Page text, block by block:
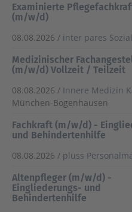
Examinierte
(m/w/d)
08.08.2026 / inter pares
Medizinischer
(m/w/d) Vollzeit / Teilzeit
08.08.2026 / Innere Medizin
München-Bogenhausen
Fachkraft (m/w/d) -
und Behindertenhilfe
08.08.2026 / pluss
Altenpfleger (m/w/d) -
Eingliederungs- und
Behindertenhilfe